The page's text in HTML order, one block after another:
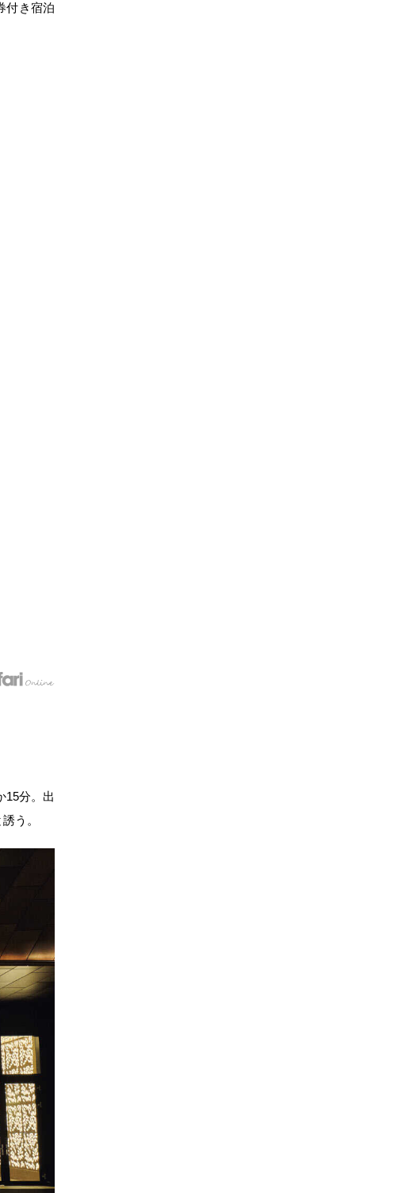
付き宿泊
15分。出
う。